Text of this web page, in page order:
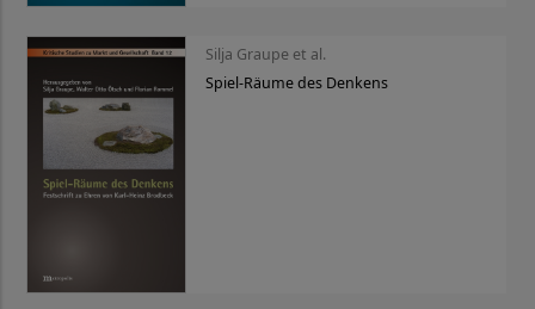
Silja Graupe et al.
Spiel-Räume des Denkens